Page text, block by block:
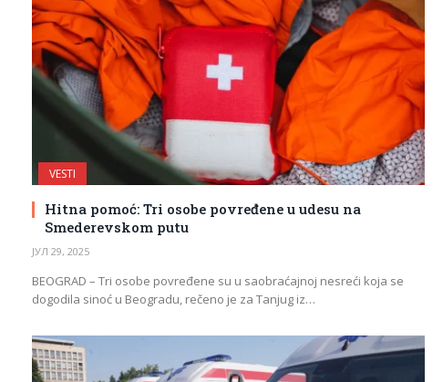
VESTI
Hitna pomoć: Tri osobe povređene u udesu na
Smederevskom putu
ЈУЛ 29, 2025
BEOGRAD – Tri osobe povređene su u saobraćajnoj nesreći koja se
dogodila sinoć u Beogradu, rečeno je za Tanjug iz…